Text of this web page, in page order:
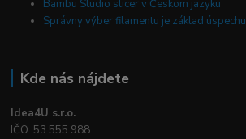
Bambu Studio slicer v Českom jazyku
Správny výber filamentu je základ úspechu
Kde nás nájdete
Idea4U s.r.o.
IČO: 53 555 988